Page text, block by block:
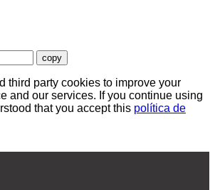
copy
third party cookies to improve your
and our services. If you continue using
that you accept this política de